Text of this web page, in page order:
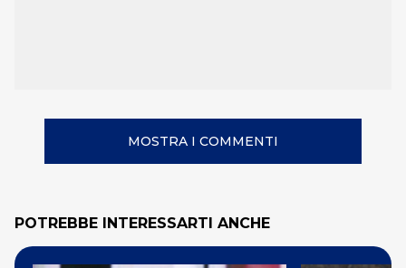
MOSTRA I COMMENTI
POTREBBE INTERESSARTI ANCHE